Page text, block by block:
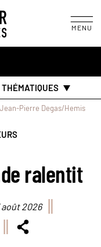
MENU
THÉMATIQUES
Pierre Degas/Hemis
ralentit
août 2026